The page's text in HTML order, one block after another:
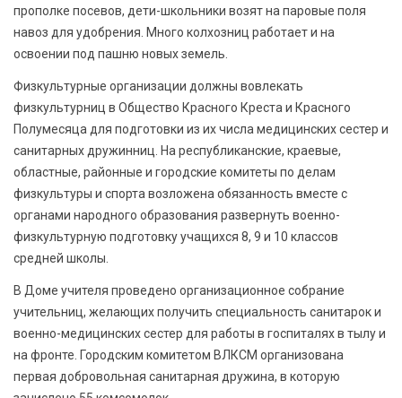
прополке посевов, дети-школьники возят на паровые поля
навоз для удобрения. Много колхозниц работает и на
освоении под пашню новых земель.
Физкультурные организации должны вовлекать
физкультурниц в Общество Красного Креста и Красного
Полумесяца для подготовки из их числа медицинских сестер и
санитарных дружинниц. На республиканские, краевые,
областные, районные и городские комитеты по делам
физкультуры и спорта возложена обязанность вместе с
органами народного образования развернуть военно-
физкультурную подготовку учащихся 8, 9 и 10 классов
средней школы.
В Доме учителя проведено организационное собрание
учительниц, желающих получить специальность санитарок и
военно-медицинских сестер для работы в госпиталях в тылу и
на фронте. Городским комитетом ВЛКСМ организована
первая добровольная санитарная дружина, в которую